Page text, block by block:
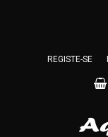
REGISTE-SE